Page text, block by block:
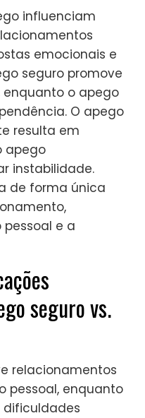
influenciam
emocionais e
seguro promove
o apego
O apego
resulta em
apego
instabilidade.
de forma única
e a
seguro vs.
relacionamentos
pessoal, enquanto
dificuldades